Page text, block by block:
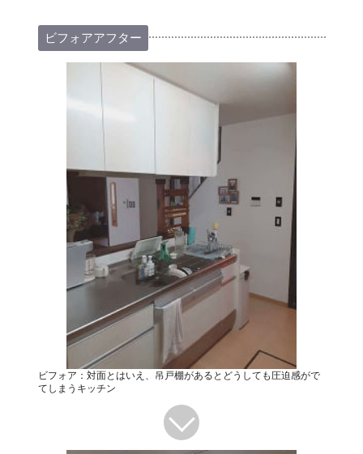
ビフォアアフター
ビフォア：対面とはいえ、吊戸棚があるとどうしても圧迫感がで
てしまうキッチン